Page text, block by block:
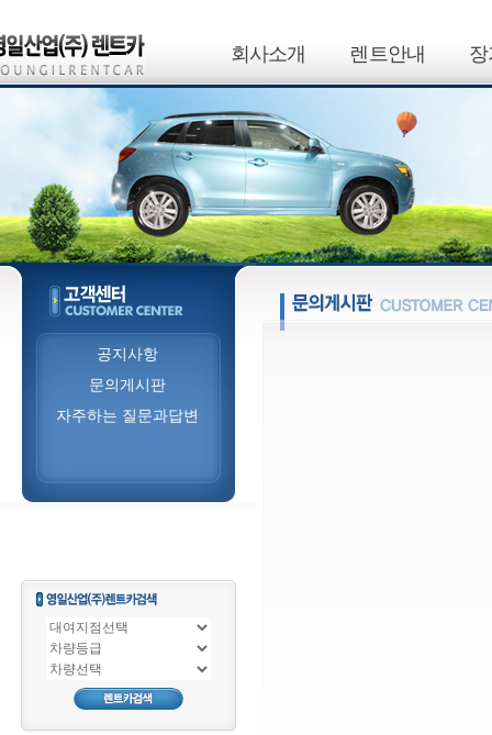
회사소개 렌트안내
공지사항
문의게시판
자주하는 질문과답변